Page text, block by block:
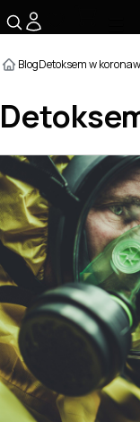
BlogDetoksem w